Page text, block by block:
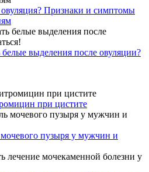
Признаки и симптомы
выделения после овуляции?
при цистите
пузыря у мужчин и